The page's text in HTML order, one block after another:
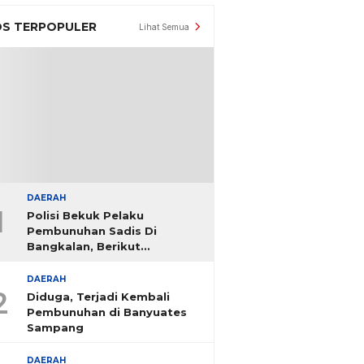
TERPOPULER Lihat Semua
DAERAH
Polisi Bekuk Pelaku
Pembunuhan Sadis Di
Bangkalan, Berikut
DAERAH
Diduga, Terjadi Kembali
Pembunuhan di Banyuates
Sampang
DAERAH